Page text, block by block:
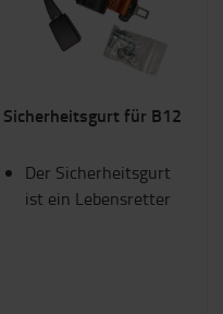
Sicherheitsgurt für B12
Der Sicherheitsgurt
ist ein Lebensretter